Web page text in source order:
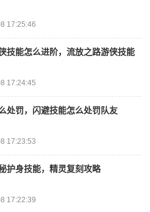
17:25:46
技能怎么进阶，流放之路游侠技能
17:24:45
处罚，闪避技能怎么处罚队友
17:23:53
护身技能，精灵复刻攻略
17:22:39